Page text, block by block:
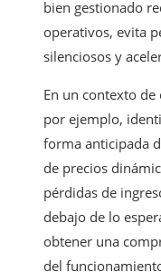
bien gestionado
operativos, evita
silenciosos y
En un contexto
por ejemplo,
forma anticipada
de precios
pérdidas de
debajo de lo
obtener una
del